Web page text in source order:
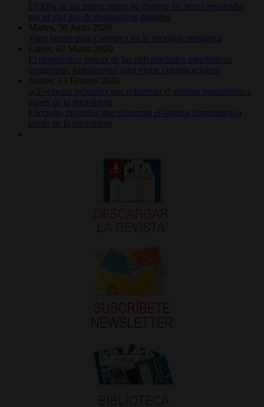
El 30% de los preescolares no duerme las horas requeridas
por el mal uso de dispositivos digitales
Martes, 30 Junio 2020
Visto bueno para Cosentyx en la psoriasis pediátrica
Lunes, 02 Marzo 2020
El diagnóstico precoz de las enfermedades metabólicas
congénitas, fundamental para evitar complicaciones
Jueves, 13 Febrero 2020
Fórmulas infantiles que refuerzan el sistema inmunitario a
través de la microbiota